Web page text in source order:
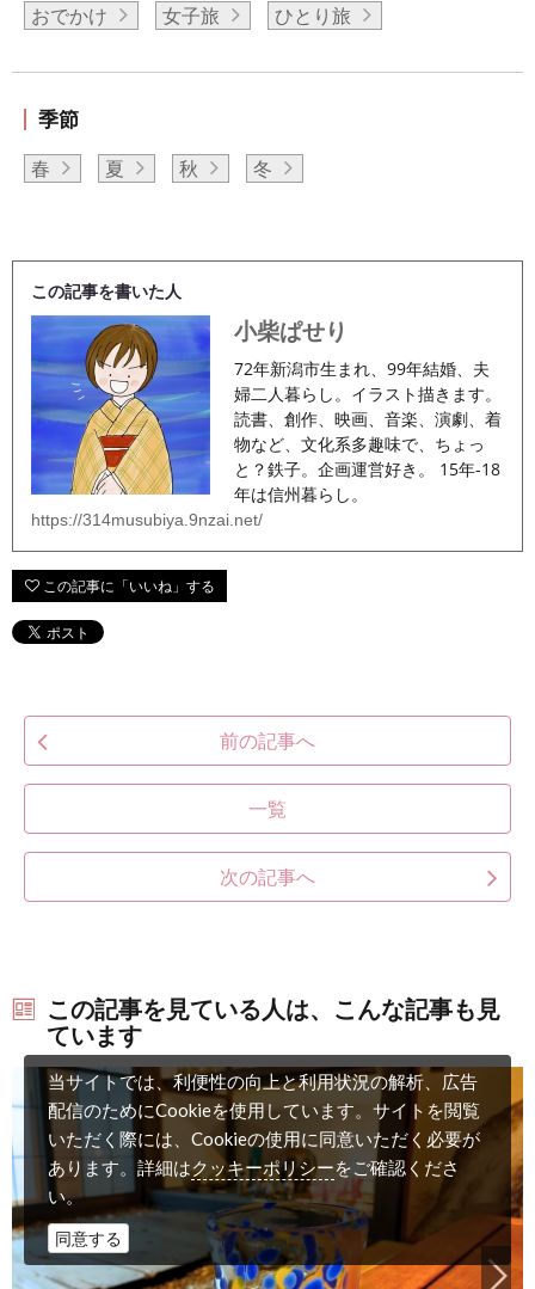
おでかけ 女子旅 ひとり旅
季節
春 夏 秋 冬
この記事を書いた人
小柴ぱせり
72年新潟市生まれ、99年結婚、夫
婦二人暮らし。イラスト描きます。
読書、創作、映画、音楽、演劇、着
物など、文化系多趣味で、ちょっ
と？鉄子。企画運営好き。 15年-18
年は信州暮らし。
https://314musubiya.9nzai.net/
前の記事へ
一覧
次の記事へ
この記事を見ている人は、こんな記事も見
ています
当サイトでは、利便性の向上と利用状況の解析、広告
配信のためにCookieを使用しています。サイトを閲覧
いただく際には、Cookieの使用に同意いただく必要が
あります。詳細はクッキーポリシーをご確認くださ
い。
同意する